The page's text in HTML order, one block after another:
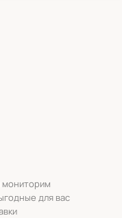
мониторим
для вас